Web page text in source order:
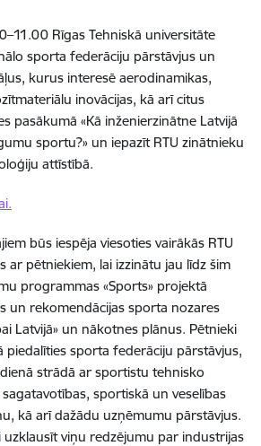
Rīgas Tehniskā universitāte
sporta federāciju pārstāvjus un
kurus interesē aerodinamikas,
inovācijas, kā arī citus
pasākumā «Kā inženierzinātne Latvijā
sportu?» un iepazīt RTU zinātnieku
attīstībā.
būs iespēja viesoties vairākās RTU
ar pētniekiem, lai izzinātu jau līdz šim
programmas «Sports» projektā
un rekomendācijas sporta nozares
Latvijā» un nākotnes plānus. Pētnieki
piedalīties sporta federāciju pārstāvjus,
strādā ar sportistu tehnisko
sportiskā un veselības
kā arī dažādu uzņēmumu pārstāvjus.
uzklausīt viņu redzējumu par industrijas